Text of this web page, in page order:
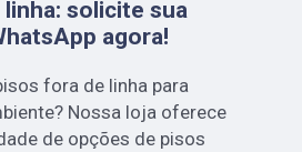
solicite sua
agora!
fora de linha para
Nossa loja oferece
de opções de pisos